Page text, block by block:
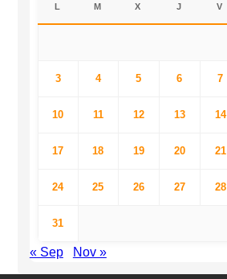
L M X J V
3 4 5 6 7
10 11 12 13 14
17 18 19 20 21
24 25 26 27 28
31
« Sep Nov »